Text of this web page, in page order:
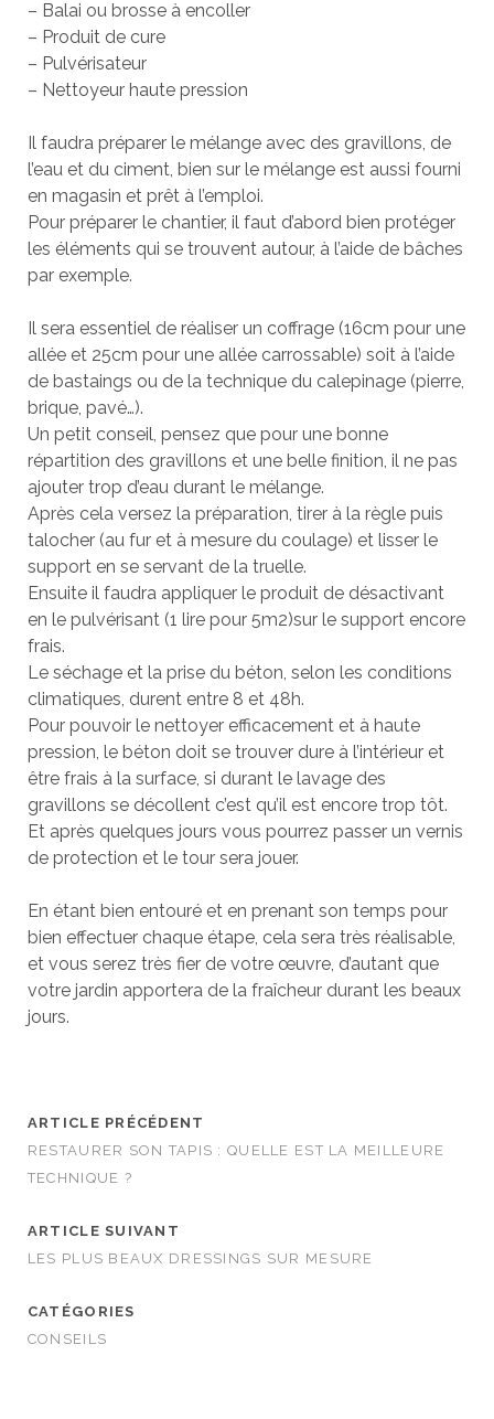
– Balai ou brosse à encoller
– Produit de cure
– Pulvérisateur
– Nettoyeur haute pression
Il faudra préparer le mélange avec des gravillons, de
l’eau et du ciment, bien sur le mélange est aussi fourni
en magasin et prêt à l’emploi.
Pour préparer le chantier, il faut d’abord bien protéger
les éléments qui se trouvent autour, à l’aide de bâches
par exemple.
Il sera essentiel de réaliser un coffrage (16cm pour une
allée et 25cm pour une allée carrossable) soit à l’aide
de bastaings ou de la technique du calepinage (pierre,
brique, pavé…).
Un petit conseil, pensez que pour une bonne
répartition des gravillons et une belle finition, il ne pas
ajouter trop d’eau durant le mélange.
Après cela versez la préparation, tirer à la règle puis
talocher (au fur et à mesure du coulage) et lisser le
support en se servant de la truelle.
Ensuite il faudra appliquer le produit de désactivant
en le pulvérisant (1 lire pour 5m2)sur le support encore
frais.
Le séchage et la prise du béton, selon les conditions
climatiques, durent entre 8 et 48h.
Pour pouvoir le nettoyer efficacement et à haute
pression, le béton doit se trouver dure à l’intérieur et
être frais à la surface, si durant le lavage des
gravillons se décollent c’est qu’il est encore trop tôt.
Et après quelques jours vous pourrez passer un vernis
de protection et le tour sera jouer.
En étant bien entouré et en prenant son temps pour
bien effectuer chaque étape, cela sera très réalisable,
et vous serez très fier de votre œuvre, d’autant que
votre jardin apportera de la fraîcheur durant les beaux
jours.
ARTICLE PRÉCÉDENT
RESTAURER SON TAPIS : QUELLE EST LA MEILLEURE
TECHNIQUE ?
ARTICLE SUIVANT
LES PLUS BEAUX DRESSINGS SUR MESURE
CATÉGORIES
CONSEILS